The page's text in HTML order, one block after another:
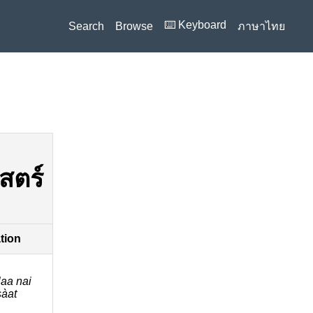
Search Browse ⌨️ Keyboard ภาษาไทย
ตร์
nai